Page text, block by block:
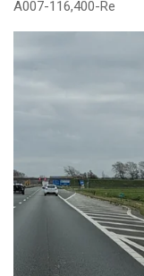
A007-116,400-Re